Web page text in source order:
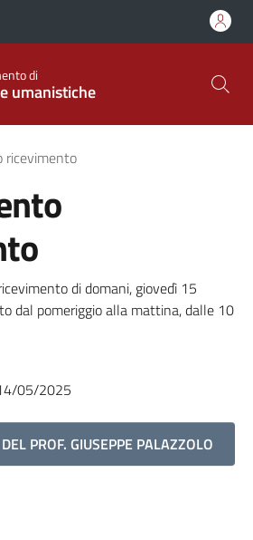
di
umanistiche
ricevimento
di domani, giovedì 15
dal pomeriggio alla mattina, dalle 10
05/2025
PROF. GIUSEPPE PALAZZOLO